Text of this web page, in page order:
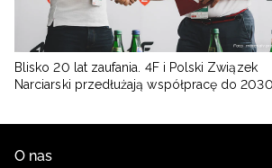
Blisko 20 lat zaufania. 4F i Polski Związek
Narciarski przedłużają współpracę do 2030
O nas